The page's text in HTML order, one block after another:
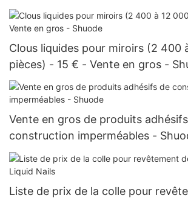
joints
Clous liquides pour miroirs (2 400
pièces) - 15 € - Vente en gros -
Vente en gros de produits
construction imperméables -
Liste de prix de la colle pour